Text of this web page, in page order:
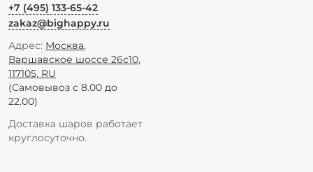
+7 (495) 133-65-42
zakaz@bighappy.ru
Адрес: Москва,
Варшавское шоссе 26с10,
117105, RU
(Самовывоз с 8.00 до
22.00)
Доставка шаров работает
круглосуточно.